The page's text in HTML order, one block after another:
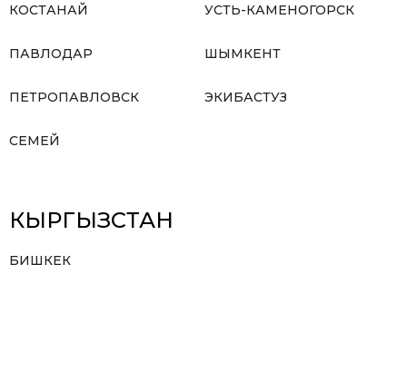
КОСТАНАЙ
ПАВЛОДАР
ПЕТРОПАВЛОВСК
СЕМЕЙ
УСТЬ-КАМЕНОГОРСК
ШЫМКЕНТ
ЭКИБАСТУЗ
КЫРГЫЗСТАН
БИШКЕК